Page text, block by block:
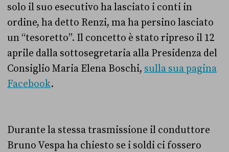
solo il suo esecutivo ha lasciato i conti in
ordine, ha detto Renzi, ma ha persino lasciato
un “tesoretto”. Il concetto è stato ripreso il 12
aprile dalla sottosegretaria alla Presidenza del
Consiglio Maria Elena Boschi, sulla sua pagina
Facebook.
Durante la stessa trasmissione il conduttore
Bruno Vespa ha chiesto se i soldi ci fossero